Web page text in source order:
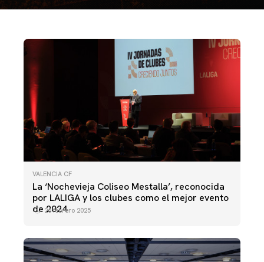
VALENCIA CF
La ‘Nochevieja Coliseo Mestalla’, reconocida
por LALIGA y los clubes como el mejor evento
de 2024
26 febrero 2025